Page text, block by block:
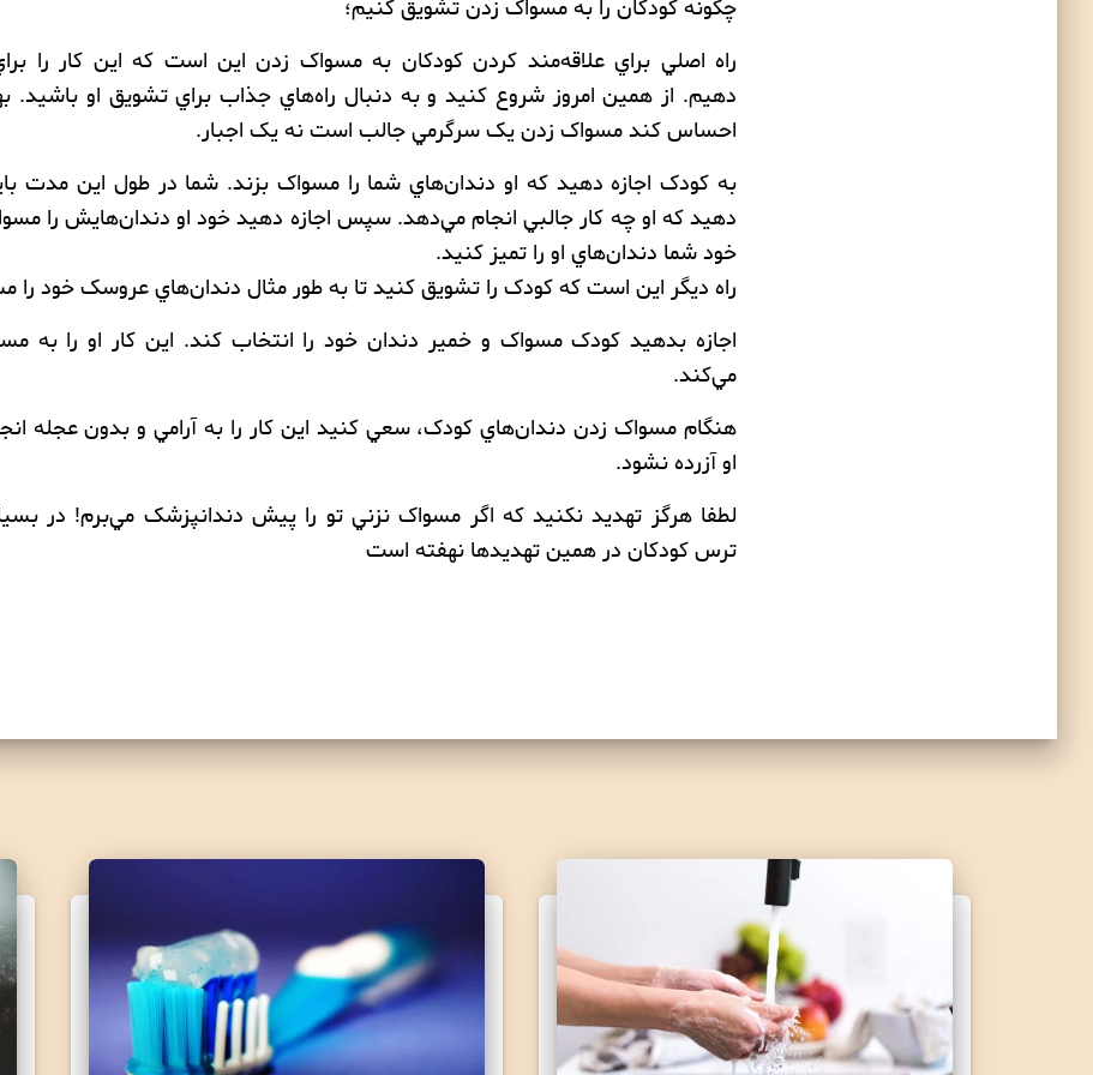
چگونه کودکان را بهمسواک زدنتشویق کنیم؛
راه اصلي براي علاقه‌مند کردن کودکان به مسواک زدن اين است که اين کار را
دهيم. از همين امروز شروع کنيد و به دنبال راه‌هاي جذاب براي تشويق او
احساس کند مسواک زدن يک سرگرمي جالب است نه يک اجبار.
به کودک اجازه دهيد که او دندان‌هاي شما را مسواک بزند. شما در طول اين مدت
دهيد که او چه کار جالبي انجام مي‌دهد. سپس اجازه دهيد خود او دندان‌هايش را
خود شما دندان‌هاي او را تميز کنيد.
راه دیگر اين است که کودک را تشويق کنيد تا به طور مثال دندان‌هاي عروسک خود را
اجازه بدهيد کودک مسواک و خمير دندان خود را انتخاب کند. اين کار او را به
مي‌کند.
هنگام مسواک زدن دندان‌هاي کودک، سعي کنيد اين کار را به آرامي و بدون عجله
او آزرده نشود.
لطفا هرگز تهديد نکنيد که اگر مسواک نزني تو را پيش دندانپزشک مي‌برم! در
ترس کودکان در همين تهديدها نهفته است